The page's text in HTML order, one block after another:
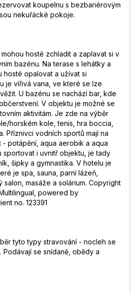
koupelnu s bezbariérovým
nekuřácké pokoje.
hosté zchladit a zaplavat si v
bazénu. Na terase s lehátky a
hosté opalovat a užívat si
je vířivá vana, ve které se lze
U bazénu se nachází bar, kde
V objektu je možné se
aktivitám. Je zde na výběr
horském kole, tenis, hra boccia,
Příznivci vodních sportů mají na
potápění, aqua aerobik a aqua
sportovat i uvnitř objektu, je tady
šipky a gymnastika. V hotelu je
je spa, sauna, parní lázeň,
salon, masáže a solárium. Copyright
powered by
no. 123391
tyto typy stravování - nocleh se
Podávají se snídaně, obědy a